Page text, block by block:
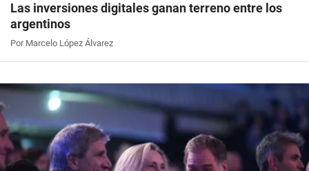
Las inversiones digitales ganan terreno entre los
argentinos
Por Marcelo López Álvarez